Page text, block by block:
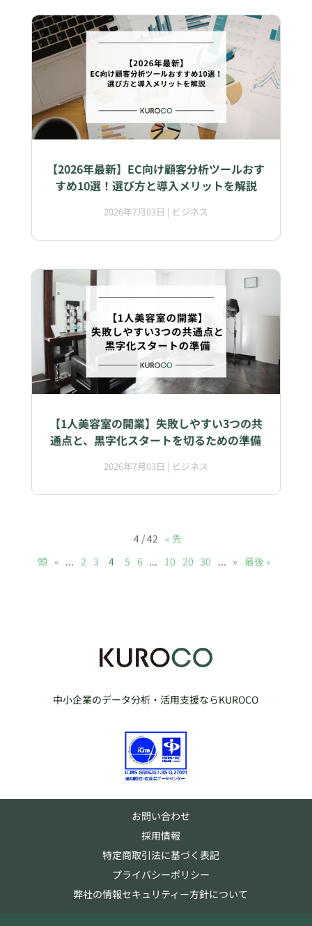
【2026年最新】EC向け顧客分析ツールおす
すめ10選！選び方と導入メリットを解説
2026年7月03日 | ビジネス
【1人美容室の開業】失敗しやすい3つの共
通点と、黒字化スタートを切るための準備
2026年7月03日 | ビジネス
4 / 42 « 先
頭 « ... 2 3 4 5 6 ... 10 20 30 ... » 最後 »
中小企業のデータ分析・活用支援ならKUROCO
お問い合わせ
採用情報
特定商取引法に基づく表記
プライバシーポリシー
弊社の情報セキュリティー方針について